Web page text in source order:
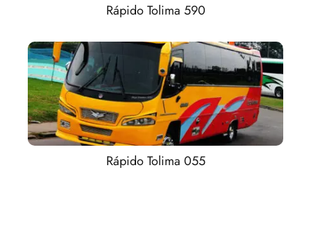
Rápido Tolima 590
Rápido Tolima 055